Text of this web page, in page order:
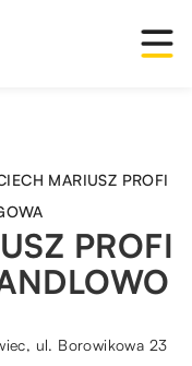
MARIUSZ PROFI
PROFI
ul. Borowikowa 23